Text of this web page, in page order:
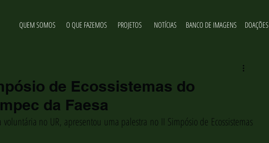
de Ecossistemas do
da Faesa
no UR, apresentou uma palestra no II Simpósio de Ecossistemas
QUEM SOMOS
O QUE FAZEMOS PROJETOS NOTÍCIAS BANCO DE IMAGENS DOAÇÕES